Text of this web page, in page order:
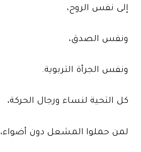
إلى نفس الروح،
ونفس الصدق،
ونفس الجرأة التربوية.
كل التحية لنساء ورجال الحركة،
لمن حملوا المشعل دون أضواء،